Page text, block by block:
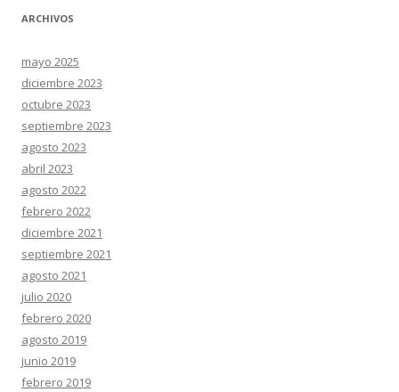
ARCHIVOS
mayo 2025
diciembre 2023
octubre 2023
septiembre 2023
agosto 2023
abril 2023
agosto 2022
febrero 2022
diciembre 2021
septiembre 2021
agosto 2021
julio 2020
febrero 2020
agosto 2019
junio 2019
febrero 2019